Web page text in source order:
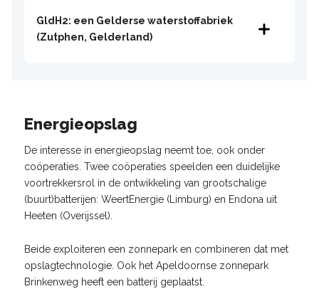
GldH2: een Gelderse waterstoffabriek
(Zutphen, Gelderland)
Energieopslag
De interesse in energieopslag neemt toe, ook onder
coöperaties. Twee coöperaties speelden een duidelijke
voortrekkersrol in de ontwikkeling van grootschalige
(buurt)batterijen: WeertEnergie (Limburg) en Endona uit
Heeten (Overijssel).
Beide exploiteren een zonnepark en combineren dat met
opslagtechnologie. Ook het Apeldoornse zonnepark
Brinkenweg heeft een batterij geplaatst.